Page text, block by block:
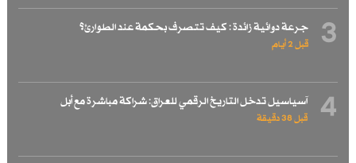
3 جرعة دوائية زائدة : كيف تتصرف بحكمة عند الطوارئ؟
قبل 2 أيام
4 آسياسيل تدخل التاريخ الرقمي للعراق: شراكة مباشرة مع أبل
قبل 38 دقيقة